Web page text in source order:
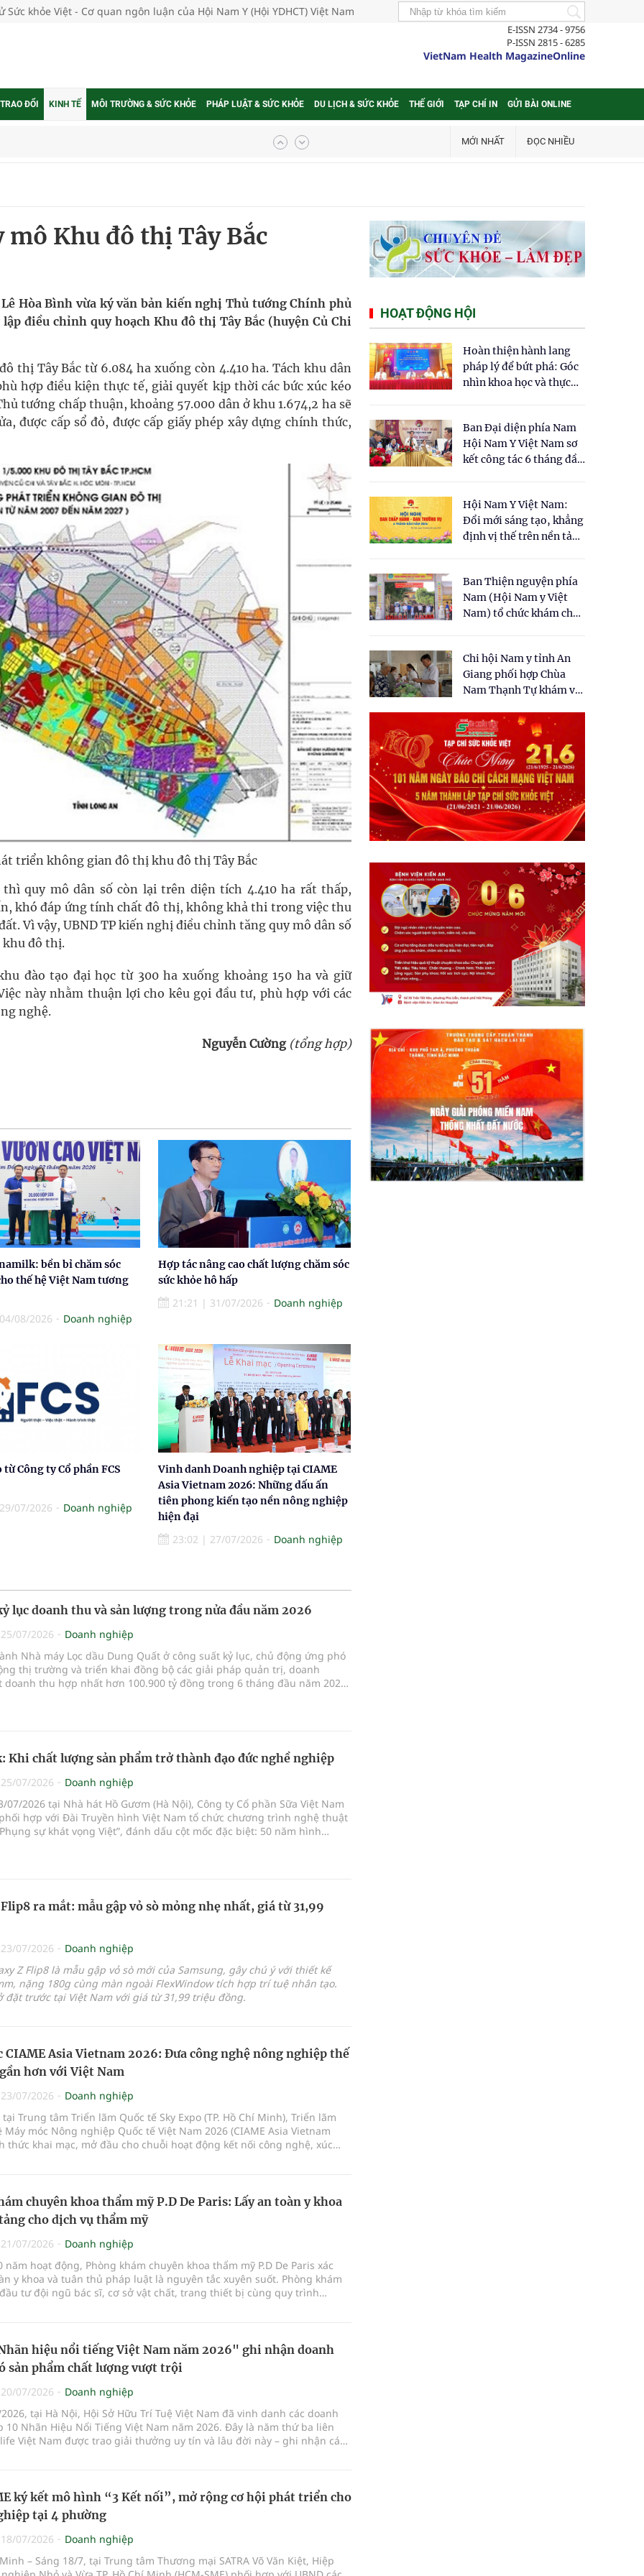
Sức khỏe Việt - Cơ quan ngôn luận của Hội Nam Y (Hội YDHCT) Việt Nam
E-ISSN 2734 - 9756
P-ISSN 2815 - 6285
VietNam Health MagazineOnline
ĐỔI KINH TẾ MÔI TRƯỜNG & SỨC KHỎE PHÁP LUẬT & SỨC KHỎE DU LỊCH & SỨC KHỎE THẾ GIỚI TẠP CHÍ IN GỬI BÀI ONLINE
ung thư
quốc
mới của Việt Nam
hai cấp trong quản lý hoạt động nha khoa,
lực cho môi trường và cộng đồng
bảo hiểm y tế nếu không đăng ký khám theo yêu
thực tế
MỚI NHẤT ĐỌC NHIỀU
Khu đô thị Tây Bắc
Hòa Bình vừa ký văn bản kiến nghị Thủ tướng Chính phủ
điều chỉnh quy hoạch Khu đô thị Tây Bắc (huyện Củ Chi
thị Tây Bắc từ 6.084 ha xuống còn 4.410 ha. Tách khu dân
hợp điều kiện thực tế, giải quyết kịp thời các bức xúc kéo
tướng chấp thuận, khoảng 57.000 dân ở khu 1.674,2 ha sẽ
được cấp sổ đỏ, được cấp giấy phép xây dựng chính thức,
triển không gian đô thị khu đô thị Tây Bắc
quy mô dân số còn lại trên diện tích 4.410 ha rất thấp,
khó đáp ứng tính chất đô thị, không khả thi trong việc thu
Vì vậy, UBND TP kiến nghị điều chỉnh tăng quy mô dân số
khu đô thị.
đào tạo đại học từ 300 ha xuống khoảng 150 ha và giữ
này nhằm thuận lợi cho kêu gọi đầu tư, phù hợp với các
nghệ.
Nguyễn Cường (tổng hợp)
bền bỉ chăm sóc
thế hệ Việt Nam tương
04/08/2026 Doanh nghiệp
Hợp tác nâng cao chất lượng chăm sóc
sức khỏe hô hấp
21:21 | 31/07/2026 Doanh nghiệp
Công ty Cổ phần FCS
29/07/2026 Doanh nghiệp
Vinh danh Doanh nghiệp tại CIAME
Asia Vietnam 2026: Những dấu ấn
tiên phong kiến tạo nền nông nghiệp
hiện đại
23:02 | 27/07/2026 Doanh nghiệp
lục doanh thu và sản lượng trong nửa đầu năm 2026
25/07/2026
Doanh nghiệp
Nhà máy Lọc dầu Dung Quất ở công suất kỷ lục, chủ động ứng phó
thị trường và triển khai đồng bộ các giải pháp quản trị, doanh
doanh thu hợp nhất hơn 100.900 tỷ đồng trong 6 tháng đầu năm 2026,
Khi chất lượng sản phẩm trở thành đạo đức nghề nghiệp
25/07/2026
Doanh nghiệp
07/2026 tại Nhà hát Hồ Gươm (Hà Nội), Công ty Cổ phần Sữa Việt Nam
hợp với Đài Truyền hình Việt Nam tổ chức chương trình nghệ thuật
sự khát vọng Việt”, đánh dấu cột mốc đặc biệt: 50 năm hình
đốc Vinamilk - được trao tặng Huân chương Độc lập hạng Ba vì những
biệt xuất sắc trong công tác, góp phần vào sự nghiệp xây dựng chủ
và bảo vệ Tổ quốc.
ra mắt: mẫu gập vỏ sò mỏng nhẹ nhất, giá từ 31,99
23/07/2026
Doanh nghiệp
Z Flip8 là mẫu gập vỏ sò mới của Samsung, gây chú ý với thiết kế
nặng 180g cùng màn ngoài FlexWindow tích hợp trí tuệ nhân tạo.
đặt trước tại Việt Nam với giá từ 31,99 triệu đồng.
CIAME Asia Vietnam 2026: Đưa công nghệ nông nghiệp thế
hơn với Việt Nam
23/07/2026
Doanh nghiệp
tại Trung tâm Triển lãm Quốc tế Sky Expo (TP. Hồ Chí Minh), Triển lãm
Máy móc Nông nghiệp Quốc tế Việt Nam 2026 (CIAME Asia Vietnam
thức khai mạc, mở đầu cho chuỗi hoạt động kết nối công nghệ, xúc
chuyên khoa thẩm mỹ P.D De Paris: Lấy an toàn y khoa
cho dịch vụ thẩm mỹ
21/07/2026
Doanh nghiệp
năm hoạt động, Phòng khám chuyên khoa thẩm mỹ P.D De Paris xác
y khoa và tuân thủ pháp luật là nguyên tắc xuyên suốt. Phòng khám
tư đội ngũ bác sĩ, cơ sở vật chất, trang thiết bị cùng quy trình
hiệu nổi tiếng Việt Nam năm 2026" ghi nhận doanh
sản phẩm chất lượng vượt trội
20/07/2026
Doanh nghiệp
tại Hà Nội, Hội Sở Hữu Trí Tuệ Việt Nam đã vinh danh các doanh
10 Nhãn Hiệu Nổi Tiếng Việt Nam năm 2026. Đây là năm thứ ba liên
Việt Nam được trao giải thưởng uy tín và lâu đời này – ghi nhận các
ký kết mô hình “3 Kết nối”, mở rộng cơ hội phát triển cho
tại 4 phường
18/07/2026
Doanh nghiệp
– Sáng 18/7, tại Trung tâm Thương mại SATRA Võ Văn Kiệt, Hiệp
HOẠT ĐỘNG HỘI
Hoàn thiện hành lang
pháp lý để bứt phá: Góc
nhìn khoa học và thực
cho Luật Y dược cổ
truyền Việt Nam"
Ban Đại diện phía Nam
Hội Nam Y Việt Nam sơ
kết công tác 6 tháng đầu
Hội Nam Y Việt Nam:
Đổi mới sáng tạo, khẳng
định vị thế trên nền tảng
Ban Thiện nguyện phía
Nam (Hội Nam y Việt
Nam) tổ chức khám chữa
dân tại xã Tân Tập
Chi hội Nam y tỉnh An
Giang phối hợp Chùa
Nam Thạnh Tự khám và
nhân dân